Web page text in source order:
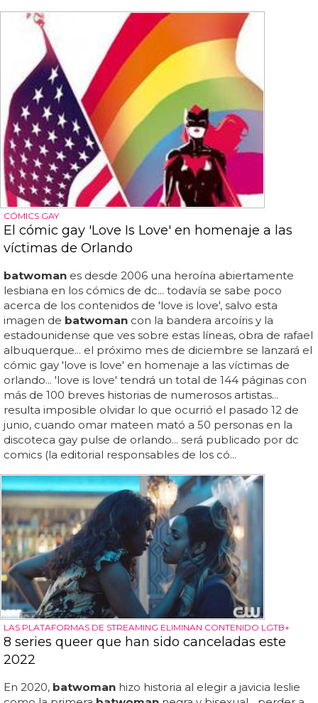
CÓMICS GAY
El cómic gay 'Love Is Love' en homenaje a las
víctimas de Orlando
batwoman es desde 2006 una heroína abiertamente
lesbiana en los cómics de dc... todavía se sabe poco
acerca de los contenidos de 'love is love', salvo esta
imagen de batwoman con la bandera arcoíris y la
estadounidense que ves sobre estas líneas, obra de rafael
albuquerque... el próximo mes de diciembre se lanzará el
cómic gay 'love is love' en homenaje a las víctimas de
orlando... 'love is love' tendrá un total de 144 páginas con
más de 100 breves historias de numerosos artistas...
resulta imposible olvidar lo que ocurrió el pasado 12 de
junio, cuando omar mateen mató a 50 personas en la
discoteca gay pulse de orlando... será publicado por dc
comics (la editorial responsables de los có...
LAS PLATAFORMAS DE STREAMING ELIMINAN CONTENIDO LGTB+
8 series queer que han sido canceladas este
2022
En 2020, batwoman hizo historia al elegir a javicia leslie